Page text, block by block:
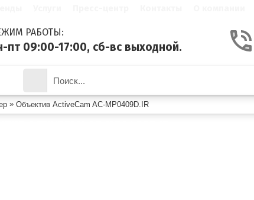
РАБОТЫ:
пт 09:00-17:00, сб-вс выходной.
» Объектив ActiveCam AC-MP0409D.IR